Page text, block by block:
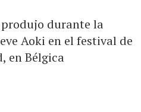
durante la
Aoki en el festival de
en Bélgica